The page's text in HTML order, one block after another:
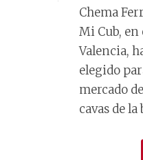
Chema
Mi Cub, en
Valencia,
elegido
mercado
cavas de